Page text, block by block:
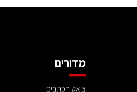
מדורים
צ'אט הכתבים